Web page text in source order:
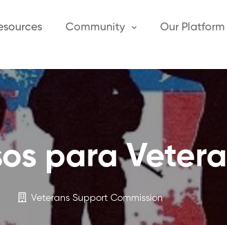
Community Our Platform
para
Veterans Support Commission